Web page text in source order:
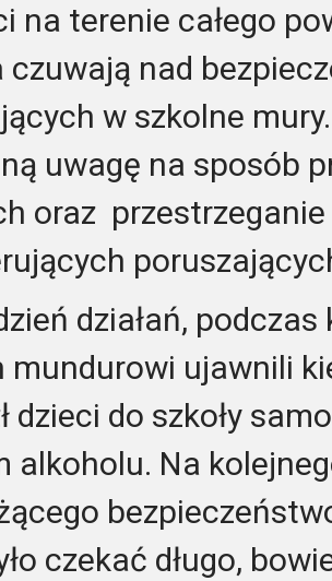
na terenie całego
czuwają nad
w szkolne
uwagę na sposób
oraz
działań,
mundurowi ujawnili
dzieci do szkoły
alkoholu. Na
czekać długo,